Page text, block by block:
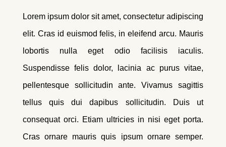
Lorem ipsum dolor sit amet, consectetur adipiscing
elit. Cras id euismod felis, in eleifend arcu. Mauris
lobortis nulla eget odio facilisis iaculis.
Suspendisse felis dolor, lacinia ac purus vitae,
pellentesque sollicitudin ante. Vivamus sagittis
tellus quis dui dapibus sollicitudin. Duis ut
consequat orci. Etiam ultricies in nisi eget porta.
Cras ornare mauris quis ipsum ornare semper.